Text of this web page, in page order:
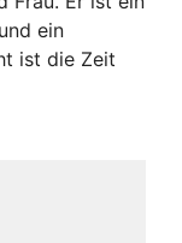
ein
ist die Zeit